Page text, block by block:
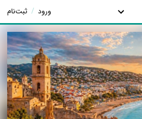
ورود / ثبت‌نام